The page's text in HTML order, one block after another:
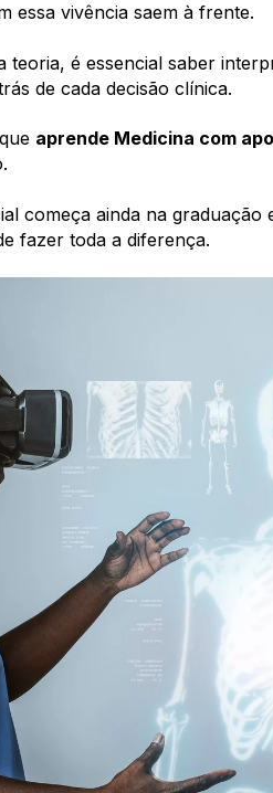
essa vivência saem à frente.
teoria, é essencial saber
de cada decisão clínica.
aprende Medicina com
começa ainda na
fazer toda a diferença.